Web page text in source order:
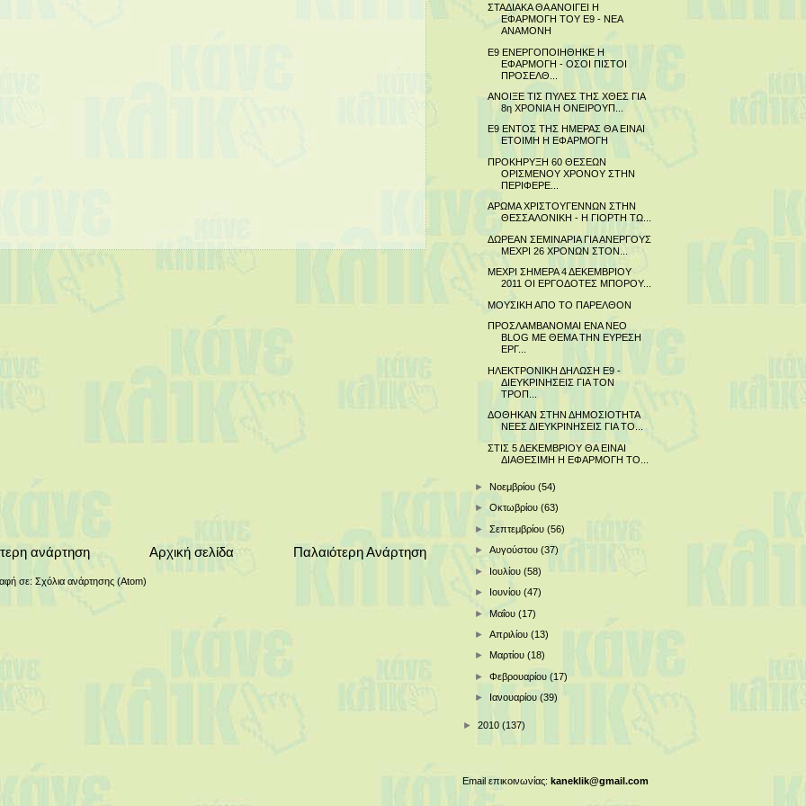
ανάρτηση Παλαιότερη Ανάρτηση
Αρχική σελίδα
σε: Σχόλια ανάρτησης (Atom)
ΣΤΑΔΙΑΚΑ ΘΑ ΑΝΟΙΓΕΙ Η
ΕΦΑΡΜΟΓΗ ΤΟΥ Ε9 - ΝΕΑ
ΑΝΑΜΟΝΗ
Ε9 ΕΝΕΡΓΟΠΟΙΗΘΗΚΕ Η
ΕΦΑΡΜΟΓΗ - ΟΣΟΙ ΠΙΣΤΟΙ
ΠΡΟΣΕΛΘ...
ΑΝΟΙΞΕ ΤΙΣ ΠΥΛΕΣ ΤΗΣ ΧΘΕΣ ΓΙΑ
8η ΧΡΟΝΙΑ Η ΟΝΕΙΡΟΥΠ...
Ε9 ΕΝΤΟΣ ΤΗΣ ΗΜΕΡΑΣ ΘΑ ΕΙΝΑΙ
ΕΤΟΙΜΗ Η ΕΦΑΡΜΟΓΗ
ΠΡΟΚΗΡΥΞΗ 60 ΘΕΣΕΩΝ
ΟΡΙΣΜΕΝΟΥ ΧΡΟΝΟΥ ΣΤΗΝ
ΠΕΡΙΦΕΡΕ...
ΑΡΩΜΑ ΧΡΙΣΤΟΥΓΕΝΝΩΝ ΣΤΗΝ
ΘΕΣΣΑΛΟΝΙΚΗ - Η ΓΙΟΡΤΗ ΤΩ...
ΔΩΡΕΑΝ ΣΕΜΙΝΑΡΙΑ ΓΙΑ ΑΝΕΡΓΟΥΣ
ΜΕΧΡΙ 26 ΧΡΟΝΩΝ ΣΤΟΝ...
ΜΕΧΡΙ ΣΗΜΕΡΑ 4 ΔΕΚΕΜΒΡΙΟΥ
2011 ΟΙ ΕΡΓΟΔΟΤΕΣ ΜΠΟΡΟΥ...
ΜΟΥΣΙΚΗ ΑΠΟ ΤΟ ΠΑΡΕΛΘΟΝ
ΠΡΟΣΛΑΜΒΑΝΟΜΑΙ ΕΝΑ ΝΕΟ
BLOG ΜΕ ΘΕΜΑ ΤΗΝ ΕΥΡΕΣΗ
ΕΡΓ...
ΗΛΕΚΤΡΟΝΙΚΗ ΔΗΛΩΣΗ Ε9 -
ΔΙΕΥΚΡΙΝΗΣΕΙΣ ΓΙΑ ΤΟΝ
ΤΡΟΠ...
ΔΟΘΗΚΑΝ ΣΤΗΝ ΔΗΜΟΣΙΟΤΗΤΑ
ΝΕΕΣ ΔΙΕΥΚΡΙΝΗΣΕΙΣ ΓΙΑ ΤΟ...
ΣΤΙΣ 5 ΔΕΚΕΜΒΡΙΟΥ ΘΑ ΕΙΝΑΙ
ΔΙΑΘΕΣΙΜΗ Η ΕΦΑΡΜΟΓΗ ΤΟ...
► Νοεμβρίου(54)
►Οκτωβρίου(63)
►Σεπτεμβρίου(56)
►Αυγούστου(37)
► Ιουλίου(58)
► Ιουνίου(47)
►Μαΐου(17)
►Απριλίου(13)
► Μαρτίου(18)
►Φεβρουαρίου(17)
►
Ιανουαρίου(39)
► 2010 (137)
Email επικοινωνίας: kaneklik@gmail.com